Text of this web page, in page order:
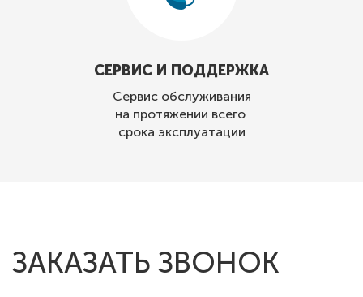
СЕРВИС И ПОДДЕРЖКА
Сервис обслуживания
на протяжении всего
срока эксплуатации
ЗАКАЗАТЬ ЗВОНОК